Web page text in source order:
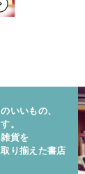
いいもの、
。
貨を
り揃えた書店